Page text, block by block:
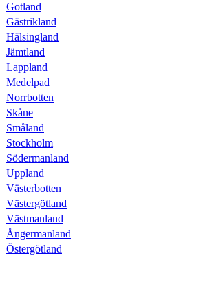
Gotland
Gästrikland
Hälsingland
Jämtland
Lappland
Medelpad
Norrbotten
Skåne
Småland
Stockholm
Södermanland
Uppland
Västerbotten
Västergötland
Västmanland
Ångermanland
Östergötland